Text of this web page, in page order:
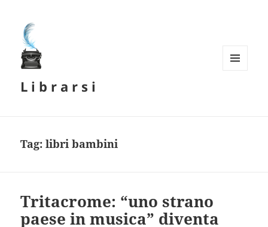
L i b r a r s i
Tag:libri bambini
Tritacrome: “uno strano
paese in musica” diventa